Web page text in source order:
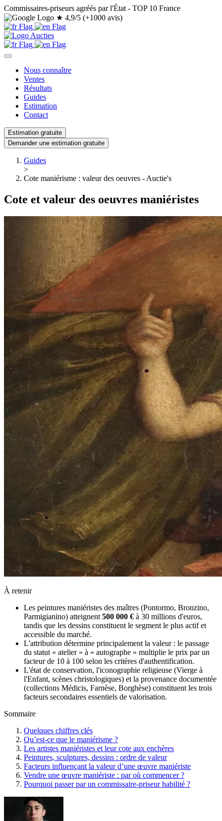
Commissaires-priseurs agréés par l'État - TOP 10 France
★ 4,9/5 (+1000 avis)
Nous connaître
Ventes
Résultats
Guides
Estimation
Contact
Estimation gratuite
Demander une estimation gratuite
Guides
>
Cote maniérisme : valeur des oeuvres - Auctie's
Cote et valeur des oeuvres maniéristes
À retenir
Les peintures maniéristes des maîtres (Pontormo, Bronzino,
Parmigianino) atteignent 500 000 € à 30 millions d'euros,
tandis que les dessins constituent le segment le plus actif et
accessible du marché.
L'attribution détermine principalement la valeur : le passage
du statut « atelier » à « autographe » multiplie le prix par un
facteur de 10 à 100 selon les critères d'authentification.
L'état de conservation, l'iconographie religieuse (Vierge à
l'Enfant, scènes christologiques) et la provenance documentée
(collections Médicis, Farnèse, Borghèse) constituent les trois
facteurs secondaires essentiels de valorisation.
Sommaire
Quelques chiffres clés
Qu’est-ce que le maniérisme ?
Les artistes maniéristes et leur cote aux enchères
Peintures, sculptures, dessins : ordre de valeur
Facteurs influençant la valeur d’une œuvre maniériste
Vendre une œuvre maniériste : par où commencer ?
Pourquoi passer par un commissaire-priseur habilité ?